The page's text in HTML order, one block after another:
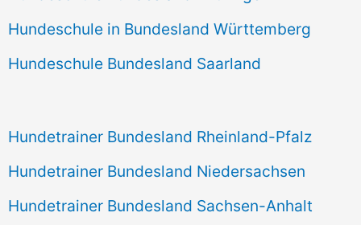
Hundeschule in Bundesland Württemberg
Hundeschule Bundesland Saarland
Hundetrainer Bundesland Rheinland-Pfalz
Hundetrainer Bundesland Niedersachsen
Hundetrainer Bundesland Sachsen-Anhalt